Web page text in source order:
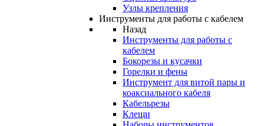
Узлы крепления
Инструменты для работы с кабелем
Назад
Инструменты для работы с
кабелем
Бокорезы и кусачки
Горелки и фены
Инструмент для витой пары и
коаксиального кабеля
Кабельрезы
Клещи